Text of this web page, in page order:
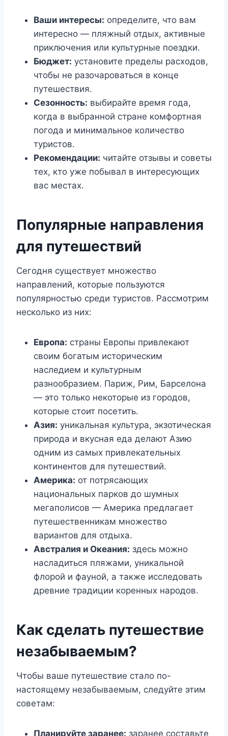
Ваши интересы: определите, что вам
интересно — пляжный отдых, активные
приключения или культурные поездки.
Бюджет: установите пределы расходов,
чтобы не разочароваться в конце
путешествия.
Сезонность: выбирайте время года,
когда в выбранной стране комфортная
погода и минимальное количество
туристов.
Рекомендации: читайте отзывы и советы
тех, кто уже побывал в интересующих
вас местах.
Популярные направления
для путешествий
Сегодня существует множество
направлений, которые пользуются
популярностью среди туристов. Рассмотрим
несколько из них:
Европа: страны Европы привлекают
своим богатым историческим
наследием и культурным
разнообразием. Париж, Рим, Барселона
— это только некоторые из городов,
которые стоит посетить.
Азия: уникальная культура, экзотическая
природа и вкусная еда делают Азию
одним из самых привлекательных
континентов для путешествий.
Америка: от потрясающих
национальных парков до шумных
мегаполисов — Америка предлагает
путешественникам множество
вариантов для отдыха.
Австралия и Океания: здесь можно
насладиться пляжами, уникальной
флорой и фауной, а также исследовать
древние традиции коренных народов.
Как сделать путешествие
незабываемым?
Чтобы ваше путешествие стало по-
настоящему незабываемым, следуйте этим
советам:
Планируйте заранее: заранее составьте